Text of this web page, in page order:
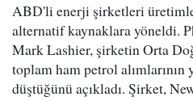
ABD'li enerji şirketleri
alternatif kaynaklara yöneldi.
Mark Lashier, şirketin Orta
toplam ham petrol alımlarının
düştüğünü açıkladı. Şirket,